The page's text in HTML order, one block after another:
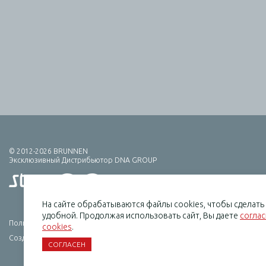
© 2012-2026 BRUNNEN
Эксклюзивный Дистрибьютор DNA GROUP
Политика конфиденциальности
Создание сайта — HCube
На сайте обрабатываются файлы cookies, чтобы
удобной. Продолжая использовать сайт, Вы даете
cookies.
СОГЛАСЕН